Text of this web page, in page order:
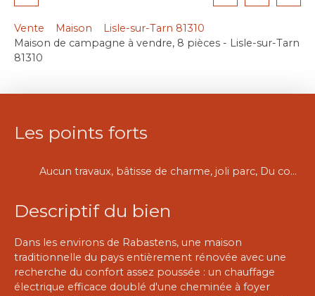
Vente Maison
Lisle-sur-Tarn 81310
Maison de campagne à vendre, 8 pièces - Lisle-sur-Tarn
81310
Les points forts
Aucun travaux, bâtisse de charme, joli parc, Du confort et du charme.
Descriptif du bien
Dans les environs de Rabastens, une maison
traditionnelle du pays entièrement rénovée avec une
recherche du confort assez poussée : un chauffage
électrique efficace doublé d'une cheminée à foyer